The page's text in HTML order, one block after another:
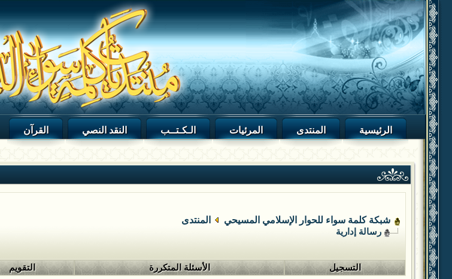
القرآن النقد النصي الـكـتــب المرئيات المنتدى الرئيسية
شبكة كلمة سواء للحوار الإسلامي المسيحي المنتدى
رسالة إدارية
التسجيل الأسئلة المتكررة التقويم